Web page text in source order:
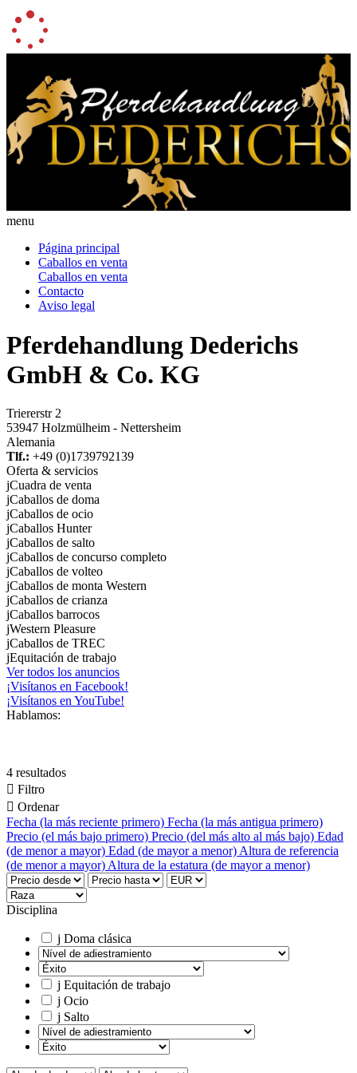
menu
Página principal
Caballos en venta
Caballos en venta
Contacto
Aviso legal
Pferdehandlung Dederichs
GmbH & Co. KG
Triererstr 2
53947 Holzmülheim - Nettersheim
Alemania
Tlf.: +49 (0)1739792139
Oferta & servicios
jCuadra de venta
jCaballos de doma
jCaballos de ocio
jCaballos Hunter
jCaballos de salto
jCaballos de concurso completo
jCaballos de volteo
jCaballos de monta Western
jCaballos de crianza
jCaballos barrocos
jWestern Pleasure
jCaballos de TREC
jEquitación de trabajo
Ver todos los anuncios
¡Visítanos en Facebook!
¡Visítanos en YouTube!
Hablamos:
4 resultados
 Filtro
 Ordenar
Fecha (la más reciente primero) Fecha (la más antigua primero)
Precio (el más bajo primero) Precio (del más alto al más bajo) Edad
(de menor a mayor) Edad (de mayor a menor) Altura de referencia
(de menor a mayor) Altura de la estatura (de mayor a menor)
Disciplina
j Doma clásica
j Equitación de trabajo
j Ocio
j Salto